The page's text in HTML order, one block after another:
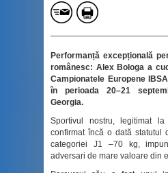
Performanță excepțională
românesc: Alex Bologa a
Campionatele Europene
în perioada 20–21
Georgia.
Sportivul nostru, legitimat la
confirmat încă o dată statutul
categoriei J1 –70 kg,
adversari de mare valoare din